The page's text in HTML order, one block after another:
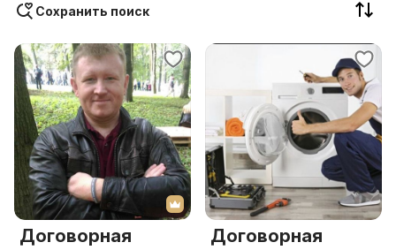
Сохранить поиск
Договорная Договорная